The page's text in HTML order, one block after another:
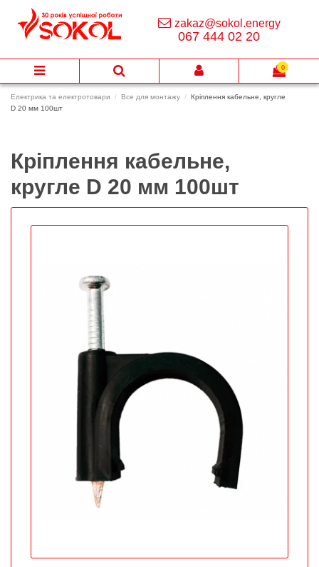
Електрика та електротовари Все для монтажу
Кріплення кабельне, кругле
D 20 мм 100шт
Кріплення кабельне,
кругле D 20 мм 100шт
zakaz@sokol.energy
067 444 02 20
0